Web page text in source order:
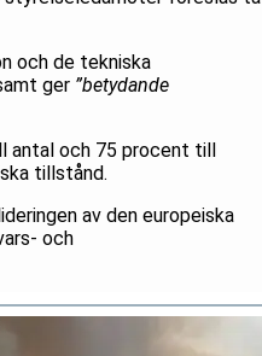
och de tekniska
ger ”betydande
antal och 75 procent till
tillstånd.
av den europeiska
och